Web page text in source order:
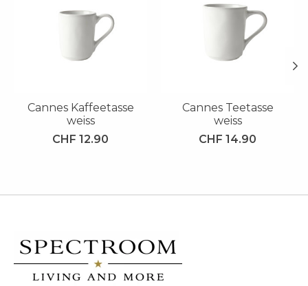
Cannes Kaffeetasse
weiss
CHF 12.90
Cannes Teetasse
weiss
CHF 14.90